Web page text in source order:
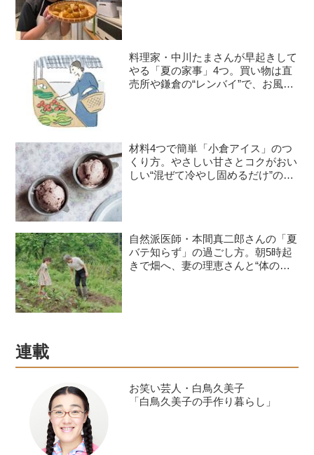
料理家・中川たまさんが早起きして
やる「夏の家事」4つ。買い物は直
売所や鎌倉の“レンバイ”で、お風呂
材料4つで簡単「小倉アイス」のつ
くり方。やさしい甘さとコクがおい
しい“混ぜて冷やし固めるだけ”のひ
自然派医師・本間真二郎さんの「夏
バテ知らず」の過ごし方。朝5時起
きで畑へ、妻の理恵さんと“体の
連載
お笑い芸人・白鳥久美子
「白鳥久美子の手作り暮らし」